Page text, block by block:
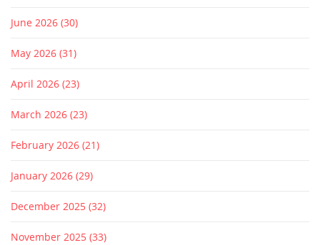
June 2026 (30)
May 2026 (31)
April 2026 (23)
March 2026 (23)
February 2026 (21)
January 2026 (29)
December 2025 (32)
November 2025 (33)